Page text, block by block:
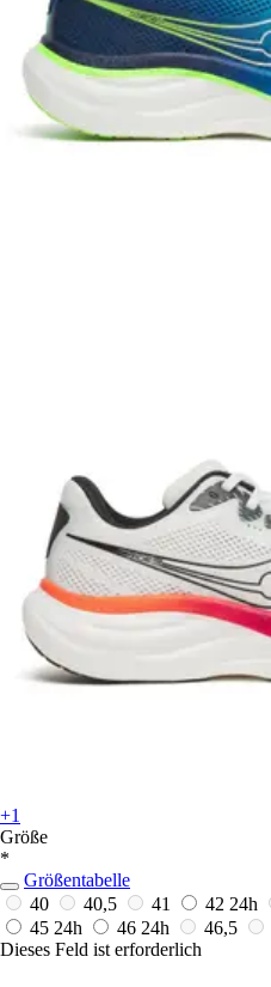
+1
Größe
*
Größentabelle
40
40,5 41 42 24h
45 24h 46 24h 46,5
Dieses Feld ist erforderlich